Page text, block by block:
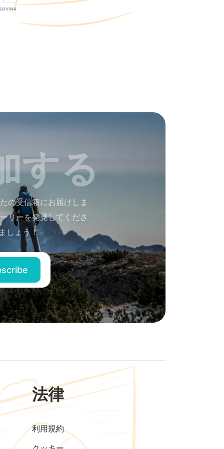
する
の受信箱にお届けしま
リーを発見してくださ
しょう！
法律
利用規約